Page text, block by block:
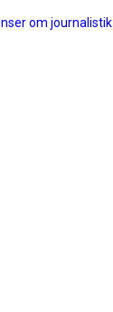
om journalistik